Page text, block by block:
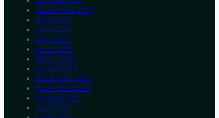
septembre 2013
août 2013
juillet 2013
avril 2013
mars 2013
février 2013
janvier 2013
décembre 2012
novembre 2012
octobre 2012
août 2012